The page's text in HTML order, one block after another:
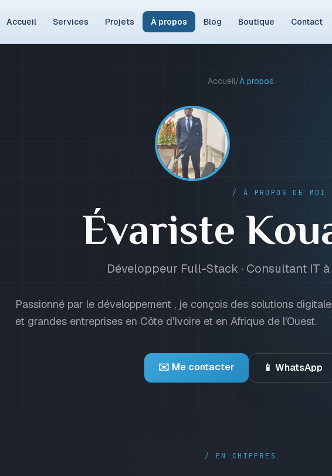
Accueil Services Projets À propos Blog Boutique Contact
Accueil/À propos
/ À PROPOS DE MOI
Évariste
Développeur Full-Stack · Consultant IT
Passionné par le développement , je conçois des solutions
et grandes entreprises en Côte d'Ivoire et en Afrique de l'Ouest.
✉️ Me contacter 📱 WhatsApp
/ EN CHIFFRES